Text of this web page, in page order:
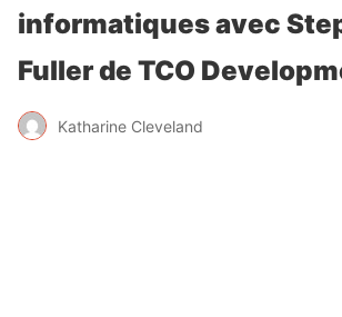
informatiques avec
Fuller de TCO
Katharine Cleveland